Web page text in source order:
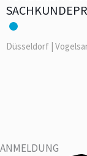
Düsseldorf |
ANMELDUNG